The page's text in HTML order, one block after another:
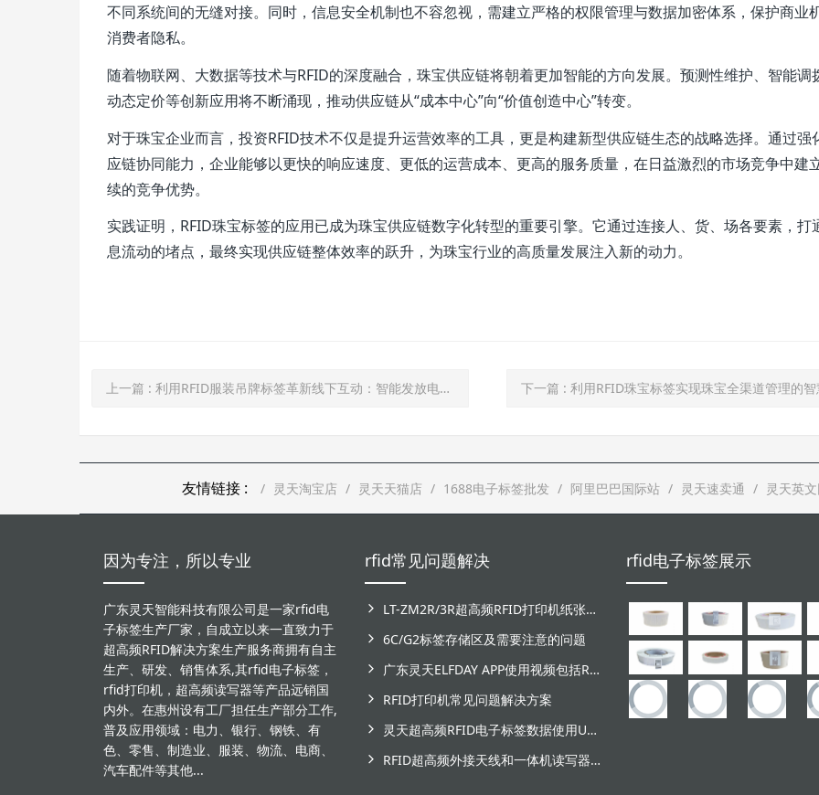
不同系统间的无缝对接。同时，信息安全机制也不容忽视，需建立严格的权限管理与数据加密体系，保护商业
消费者隐私。
随着物联网、大数据等技术与RFID的深度融合，珠宝供应链将朝着更加智能的方向发展。预测性维护、智能调
动态定价等创新应用将不断涌现，推动供应链从“成本中心”向“价值创造中心”转变。
对于珠宝企业而言，投资RFID技术不仅是提升运营效率的工具，更是构建新型供应链生态的战略选择。通过强
应链协同能力，企业能够以更快的响应速度、更低的运营成本、更高的服务质量，在日益激烈的市场竞争中建
续的竞争优势。
实践证明，RFID珠宝标签的应用已成为珠宝供应链数字化转型的重要引擎。它通过连接人、货、场各要素，打
息流动的堵点，最终实现供应链整体效率的跃升，为珠宝行业的高质量发展注入新的动力。
上一篇 : 利用RFID服装吊牌标签革新线下互动：智能发放电子礼品，赋能品牌精准营销 下一篇 : 利用RFID珠宝标签实现珠宝全渠道管理的
友情链接 : 灵天淘宝店 灵天天猫店 1688电子标签批发 阿里巴巴国际站 灵天速卖通 灵天英
因为专注，所以专业
广东灵天智能科技有限公司是一家rfid电
子标签生产厂家，自成立以来一直致力于
超高频RFID解决方案生产服务商拥有自主
生产、研发、销售体系,其rfid电子标签，
rfid打印机，超高频读写器等产品远销国
内外。在惠州设有工厂担任生产部分工作,
普及应用领域：电力、银行、钢铁、有
色、零售、制造业、服装、物流、电商、
汽车配件等其他...
rfid常见问题解决
LT-ZM2R/3R超高频RFID打印机纸张和碳带安装视频
6C/G2标签存储区及需要注意的问题
广东灵天ELFDAY APP使用视频包括RFID超高频设备和NFC芯片标签感应
RFID打印机常见问题解决方案
灵天超高频RFID电子标签数据使用UHF读写器写入失败原因分析
RFID超高频外接天线和一体机读写器安装示意图
rfid电子标签展示